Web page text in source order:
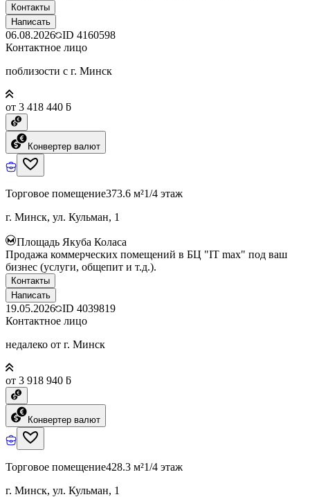
Контакты
Написать
06.08.2026 ID 4160598
Контактное лицо
поблизости с г. Минск
от 3 418 440 ƃ
Конвертер валют
Торговое помещение373.6 м²1/4 этаж
г. Минск, ул. Кульман, 1
Площадь Якуба Коласа
Продажа коммерческих помещений в БЦ "IT max" под ваш
бизнес (услуги, общепит и т.д.).
Контакты
Написать
19.05.2026 ID 4039819
Контактное лицо
недалеко от г. Минск
от 3 918 940 ƃ
Конвертер валют
Торговое помещение428.3 м²1/4 этаж
г. Минск, ул. Кульман, 1